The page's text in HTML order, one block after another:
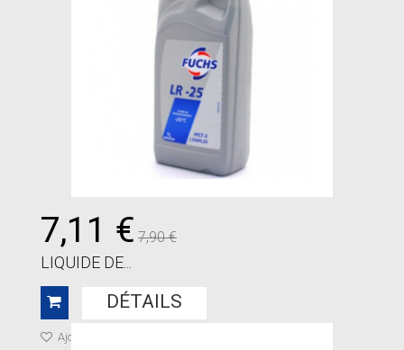
7,11 € 7,90 €
LIQUIDE DE...
DÉTAILS
Ajouter à ma liste de cadeaux